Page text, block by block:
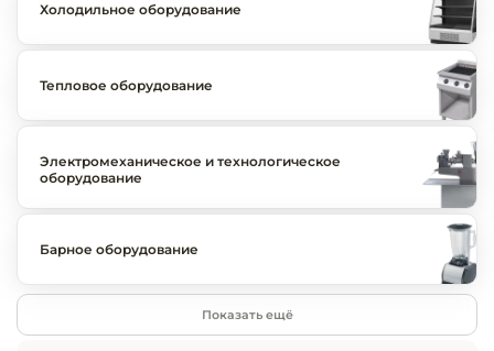
Холодильное оборудование
Тепловое оборудование
Электромеханическое и технологическое
оборудование
Барное оборудование
Показать ещё